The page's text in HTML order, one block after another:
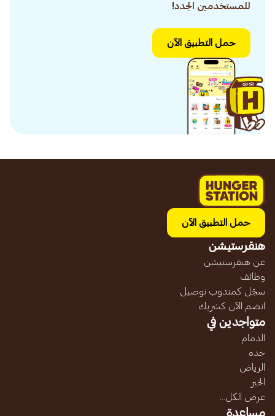
للمستخدمين الجدد!
حمل التطبيق الآن
حمل التطبيق الآن
هنقرستيشن
عن هنقرستيشن
وظائف
سجّل كمندوب توصيل
انضم الآن كشريك
متواجدين في
الدمام
جده
الرياض
الخبر
عرض الكل...
مساعدة